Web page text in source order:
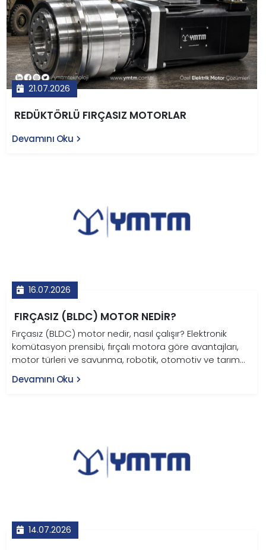
21.07.2026
REDÜKTÖRLÜ FIRÇASIZ MOTORLAR
Devamını Oku
16.07.2026
FIRÇASIZ (BLDC) MOTOR NEDIR?
Fırçasız (BLDC) motor nedir, nasıl çalışır? Elektronik
komütasyon prensibi, fırçalı motora göre avantajları,
motor türleri ve savunma, robotik, otomotiv ve tarım
uygulamaları bu rehberde.
Devamını Oku
14.07.2026